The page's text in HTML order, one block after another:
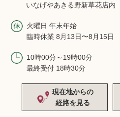
いなげやあきる野新草花店内
火曜日 年末年始
臨時休業 8月13日〜8月15日
10時00分～19時00分
最終受付 18時30分
現在地からの
経路を見る